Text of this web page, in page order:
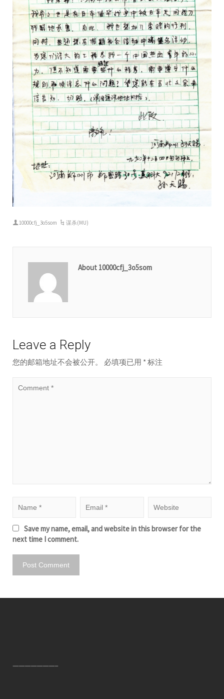
10000cfj_3o5som 谋杀(MU)
About 10000cfj_3o5som
Leave a Reply
您的邮箱地址不会被公开。 必填项已用 *标注
Save my name, email, and website in this browser for the
next time I comment.
———————–